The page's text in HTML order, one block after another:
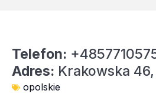
Telefon:
Adres: Krakowska
opolskie